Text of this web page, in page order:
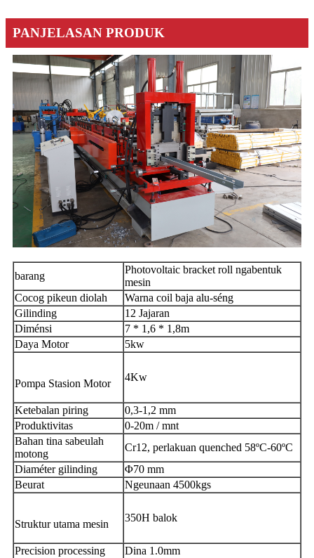
PANJELASAN PRODUK
barang
Photovoltaic bracket roll ngabentuk
mesin
Cocog pikeun diolah
Warna coil baja alu-séng
Gilinding
12 Jajaran
Diménsi
7 * 1,6 * 1,8m
Daya Motor
5kw
Pompa Stasion Motor
4Kw
Ketebalan piring
0,3-1,2 mm
Produktivitas
0-20m / mnt
Bahan tina sabeulah
motong
Cr12, perlakuan quenched 58ºC-60ºC
Diaméter gilinding
Φ70 mm
Beurat
Ngeunaan 4500kgs
Struktur utama mesin
350H balok
Precision processing Dina 1.0mm